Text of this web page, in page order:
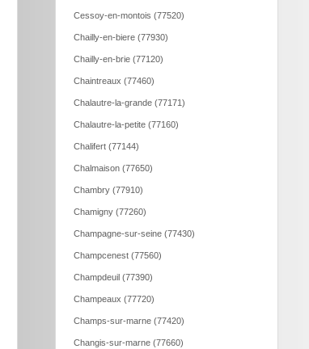
Cessoy-en-montois (77520)
Chailly-en-biere (77930)
Chailly-en-brie (77120)
Chaintreaux (77460)
Chalautre-la-grande (77171)
Chalautre-la-petite (77160)
Chalifert (77144)
Chalmaison (77650)
Chambry (77910)
Chamigny (77260)
Champagne-sur-seine (77430)
Champcenest (77560)
Champdeuil (77390)
Champeaux (77720)
Champs-sur-marne (77420)
Changis-sur-marne (77660)